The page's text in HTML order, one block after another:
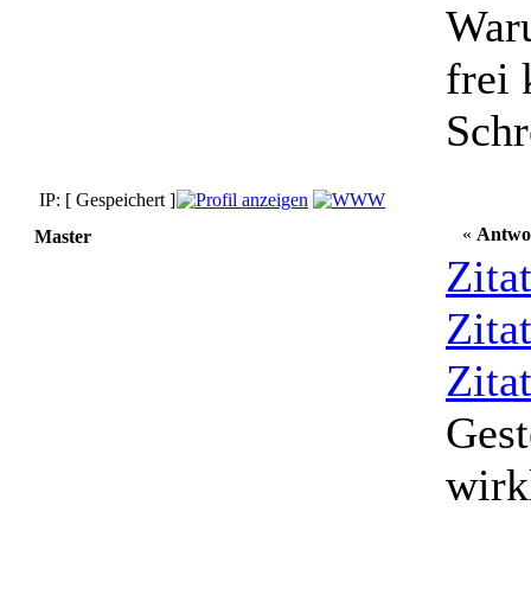
frei
IP: [ Gespeichert ]
Master
«